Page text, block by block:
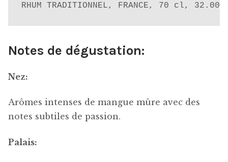
RHUM TRADITIONNEL, FRANCE, 70 cl, 32.00%
Notes de dégustation:
Nez:
Arômes intenses de mangue mûre avec des
notes subtiles de passion.
Palais: